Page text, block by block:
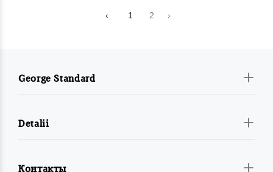
‹ 1 2 ›
George Standard
Detalii
Контакты